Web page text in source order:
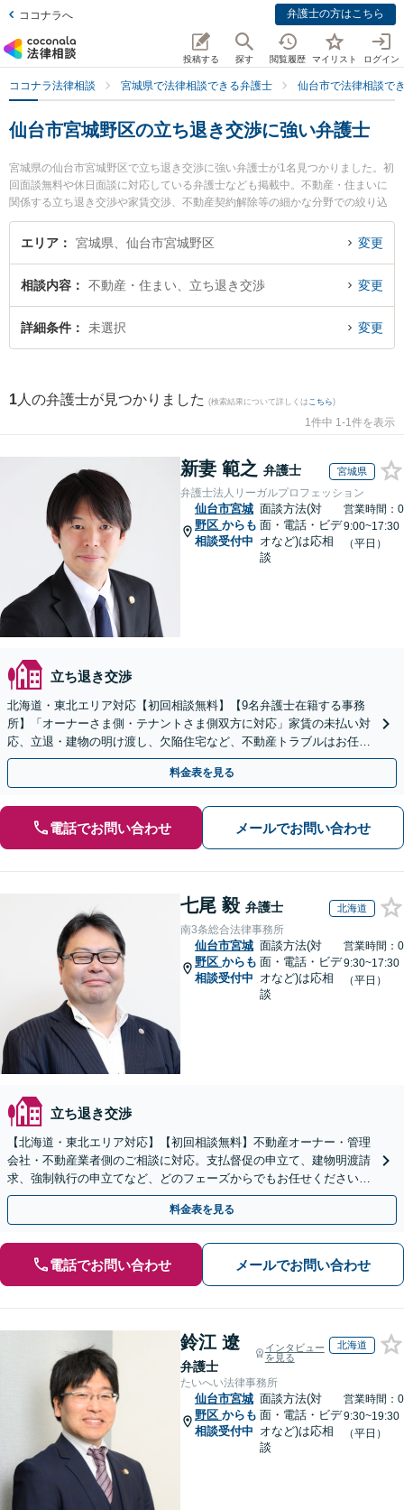
ココナラへ 弁護士の方はこちら
投稿する 探す 閲覧履歴 マイリスト ログイン
ココナラ法律相談 宮城県で法律相談できる弁護士 仙台市で法律相談で
仙台市宮城野区の立ち退き交渉に強い弁護士
宮城県の仙台市宮城野区で立ち退き交渉に強い弁護士が1名見つかりました。初
回面談無料や休日面談に対応している弁護士なども掲載中。不動産・住まいに
関係する立ち退き交渉や家賃交渉、不動産契約解除等の細かな分野での絞り込
み検索もでき便利です。特に弁護士法人法律事務所せんだいの田中 航弁護士の
プロフィール情報や弁護士費用、強みなどが注目されています。『仙台市宮城
い』『初回相談無料で立ち退き交渉を法律相談できる仙台市宮城野区内の弁護
士に相談予約したい』などでお困りの相談者さんにおすすめです。
エリア 宮城県、仙台市宮城野区 変更
相談内容 不動産・住まい、立ち退き交渉 変更
詳細条件 未選択 変更
1 人の弁護士が見つかりました (検索結果について詳しくは こちら)
1件中 1-1件を表示
新妻 範之 弁護士 宮城県
弁護士法人リーガルプロフェッション
仙台市宮城
野区 からも
相談受付中
面談方法(対
面・電話・ビデ
オなど)は応相
談
営業時間：0
9:00~17:30
（平日）
立ち退き交渉
北海道・東北エリア対応【初回相談無料】【9名弁護士在籍する事務
所】「オーナーさま側・テナントさま側双方に対応」家賃の未払い対
応、立退・建物の明け渡し、欠陥住宅など、不動産トラブルはお任せ
ください「早期相談で損失を最小限に」
料金表を見る
電話でお問い合わせ メールでお問い合わせ
七尾 毅 弁護士 北海道
南3条総合法律事務所
仙台市宮城
野区 からも
相談受付中
面談方法(対
面・電話・ビデ
オなど)は応相
談
営業時間：0
9:30~17:30
（平日）
立ち退き交渉
【北海道・東北エリア対応】【初回相談無料】不動産オーナー・管理
会社・不動産業者側のご相談に対応。支払督促の申立て、建物明渡請
求、強制執行の申立てなど、どのフェーズからでもお任せください。
他士業ともワンストップで対応可能【休日・夜間面談OK】
料金表を見る
電話でお問い合わせ メールでお問い合わせ
鈴江 遼
弁護士
インタビュー
を見る
北海道
たいへい法律事務所
仙台市宮城
野区 からも
相談受付中
面談方法(対
面・電話・ビデ
オなど)は応相
談
営業時間：0
9:30~19:30
（平日）